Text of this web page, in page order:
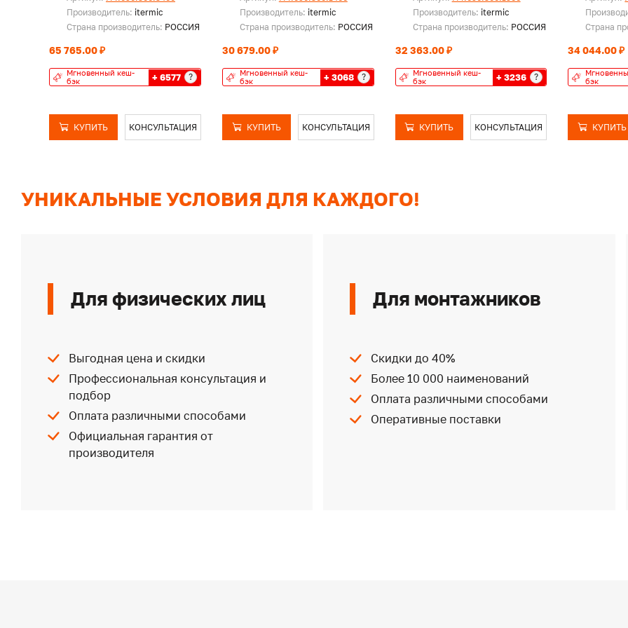
Производитель: itermic
Страна производитель: РОССИЯ
65 765.00 ₽
Мгновенный кеш-
бэк
+ 6577 ?
КУПИТЬ КОНСУЛЬТАЦИЯ
Производитель: itermic
Страна производитель: РОССИЯ
30 679.00 ₽
Мгновенный кеш-
бэк
+ 3068 ?
КУПИТЬ КОНСУЛЬТАЦИЯ
Производитель: itermic
Страна производитель: РОССИЯ
32 363.00 ₽
Мгновенный кеш-
бэк
+ 3236 ?
КУПИТЬ КОНСУЛЬТАЦИЯ
Страна
34 044.00 ₽
бэк
КУПИТЬ
УНИКАЛЬНЫЕ УСЛОВИЯ ДЛЯ КАЖДОГО!
Для физических лиц
Выгодная цена и скидки
Профессиональная консультация и
подбор
Оплата различными способами
Официальная гарантия от
производителя
Для монтажников
Скидки до 40%
Более 10 000 наименований
Оплата различными способами
Оперативные поставки